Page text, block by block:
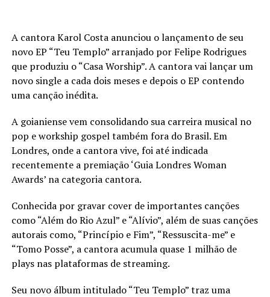
A cantora Karol Costa anunciou o lançamento de seu
novo EP “Teu Templo” arranjado por Felipe Rodrigues
que produziu o “Casa Worship”. A cantora vai lançar um
novo single a cada dois meses e depois o EP contendo
uma canção inédita.
A goianiense vem consolidando sua carreira musical no
pop e workship gospel também fora do Brasil. Em
Londres, onde a cantora vive, foi até indicada
recentemente a premiação ‘Guia Londres Woman
Awards’ na categoria cantora.
Conhecida por gravar cover de importantes canções
como “Além do Rio Azul” e “Alívio”, além de suas canções
autorais como, “Princípio e Fim”, “Ressuscita-me” e
“Tomo Posse”, a cantora acumula quase 1 milhão de
plays nas plataformas de streaming.
Seu novo álbum intitulado “Teu Templo” traz uma